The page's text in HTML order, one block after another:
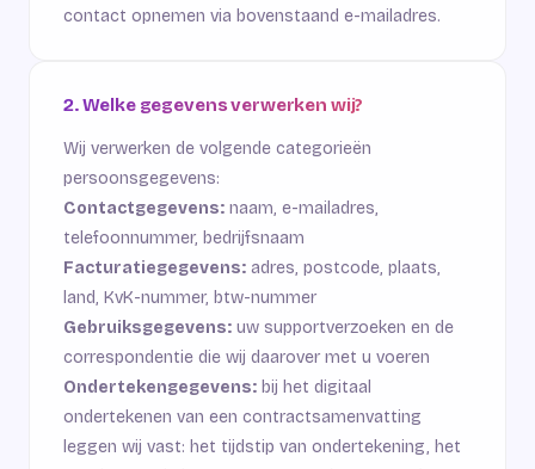
contact opnemen via bovenstaand e-mailadres.
2. Welke gegevens verwerken wij?
Wij verwerken de volgende categorieën
persoonsgegevens:
Contactgegevens: naam, e-mailadres,
telefoonnummer, bedrijfsnaam
Facturatiegegevens: adres, postcode, plaats,
land, KvK-nummer, btw-nummer
Gebruiksgegevens: uw supportverzoeken en de
correspondentie die wij daarover met u voeren
Ondertekengegevens: bij het digitaal
ondertekenen van een contractsamenvatting
leggen wij vast: het tijdstip van ondertekening, het